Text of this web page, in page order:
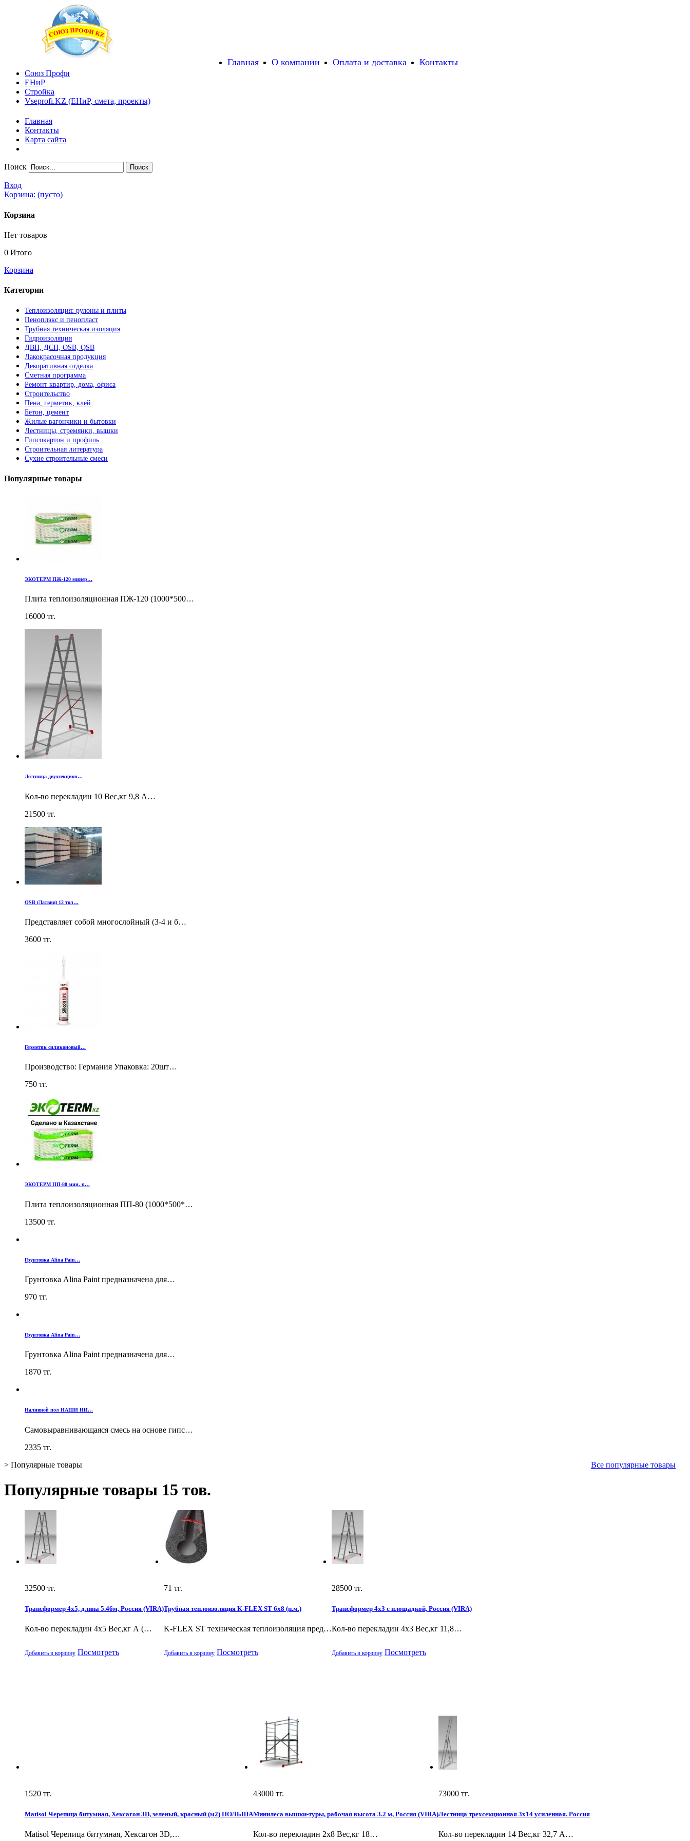
Главная О компании Оплата и доставка Контакты
Союз Профи
ЕНиР
Стройка
Vseprofi.KZ (ЕНиР, смета, проекты)
Главная
Контакты
Карта сайта
Поиск
Вход
Корзина: (пусто)
Корзина
Нет товаров
0 Итого
Корзина
Категории
Теплоизоляция: рулоны и плиты
Пеноплэкс и пенопласт
Трубная техническая изоляция
Гидроизоляция
ДВП, ДСП, OSB, QSB
Лакокрасочная продукция
Декоративная отделка
Сметная программа
Ремонт квартир, дома, офиса
Строительство
Пена, герметик, клей
Бетон, цемент
Жилые вагончики и бытовки
Лестницы, стремянки, вышки
Гипсокартон и профиль
Строительная литература
Сухие строительные смеси
Популярные товары
ЭКОТЕРМ ПЖ-120 минер…
Плита теплоизоляционная ПЖ-120 (1000*500…
16000 тг.
Лестница двухсекцион…
Кол-во перекладин 10 Вес,кг 9,8 А…
21500 тг.
OSB (Латвия) 12 тол…
Представляет собой многослойный (3-4 и б…
3600 тг.
Герметик силиконовый…
Производство: Германия Упаковка: 20шт…
750 тг.
ЭКОТЕРМ ПП-80 мин. п…
Плита теплоизоляционная ПП-80 (1000*500*…
13500 тг.
Грунтовка Alina Pain…
Грунтовка Alina Paint предназначена для…
970 тг.
Грунтовка Alina Pain…
Грунтовка Alina Paint предназначена для…
1870 тг.
Наливной пол НАШИ НИ…
Самовыравнивающаяся смесь на основе гипс…
2335 тг.
Все популярные товары
> Популярные товары
Популярные товары 15 тов.
32500 тг.
Трансформер 4х5, длина 5.46м, Россия (VIRA)
Кол-во перекладин 4х5 Вес,кг А (…
Добавить в корзину Посмотреть
71 тг.
Трубная теплоизоляция K-FLEX ST 6х8 (п.м.)
K-FLEX ST техническая теплоизоляция пред…
Добавить в корзину Посмотреть
28500 тг.
Трансформер 4х3 с площадкой, Россия (VIRA)
Кол-во перекладин 4х3 Вес,кг 11,8…
Добавить в корзину Посмотреть
1520 тг.
Matisol Черепица битумная, Хексагон 3D, зеленый, красный (м2) ПОЛЬША
Matisol Черепица битумная, Хексагон 3D,…
43000 тг.
Минилеса вышки-туры, рабочая высота 3.2 м, Россия (VIRA)
Кол-во перекладин 2x8 Вес,кг 18…
73000 тг.
Лестница трехсекционная 3х14 усиленная. Россия
Кол-во перекладин 14 Вес,кг 32,7 А…